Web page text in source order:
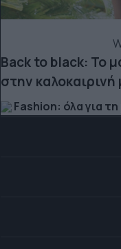
Back to black: Το
στην
Fashion: όλα για